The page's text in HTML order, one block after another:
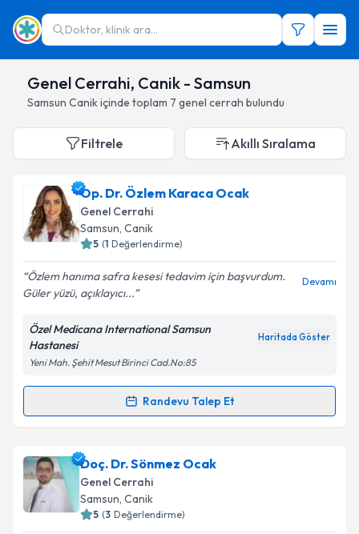
Doktor, klinik ara...
Genel Cerrahi, Canik - Samsun
Samsun Canikiçinde toplam 7 genel cerrah bulundu
Filtrele Akıllı Sıralama
Op. Dr. Özlem Karaca Ocak
Genel Cerrahi
Samsun, Canik
5 (1 Değerlendirme)
Özlem hanıma safra kesesi tedavim için başvurdum.
Güler yüzü, açıklayıcı...
Devamı
Özel Medicana International Samsun
Hastanesi
Haritada Göster
Yeni Mah. Şehit Mesut Birinci Cad.No:85
Randevu Talep Et
Randevu Takvimi Talebi
Op. Dr. Özlem Karaca Ocakiçin randevu takvimi
talebi oluşturun. Size bu uzmandan randevu almanız
için bir takvim hazırlandığında e-posta ile
bilgilendireceğiz.
Doç. Dr. Sönmez Ocak
Genel Cerrahi
Samsun, Canik
5 (3 Değerlendirme)